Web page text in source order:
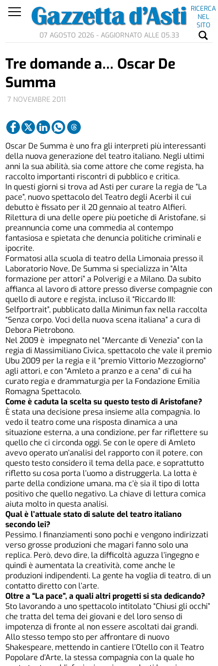
RICERCA
NEL
SITO
07 AGOSTO 2026 - AGGIORNATO ALLE 05.33
7 NOVEMBRE 2011
Tre domande a… Oscar De
Summa
Oscar De Summa è uno fra gli interpreti più interessanti
della nuova generazione del teatro italiano. Negli ultimi
anni la sua abilità, sia come attore che come regista, ha
raccolto importanti riscontri di pubblico e critica.
In questi giorni si trova ad Asti per curare la regia de “La
pace”, nuovo spettacolo del Teatro degli Acerbi il cui
debutto è fissato per il 20 gennaio al teatro Alfieri.
Rilettura di una delle opere più poetiche di Aristofane, si
preannuncia come una commedia al contempo
fantasiosa e spietata che denuncia politiche criminali e
ipocrite.
Formatosi alla scuola di teatro della Limonaia presso il
Laboratorio Nove, De Summa si specializza in “Alta
formazione per attori” a Polverigi e a Milano. Da subito
affianca al lavoro di attore presso diverse compagnie con
quello di autore e regista, incluso il “Riccardo III:
Selfportrait”, pubblicato dalla Minimun fax nella raccolta
“Senza corpo. Voci della nuova scena italiana” a cura di
Debora Pietrobono.
Nel 2009 è impegnato nel “Mercante di Venezia” con la
regia di Massimiliano Civica, spettacolo che vale il premio
Ubu 2009 per la regia e il “premio Vittorio Mezzogiorno”
agli attori, e con “Amleto a pranzo e a cena” di cui ha
curato regia e drammaturgia per la Fondazione Emilia
Romagna Spettacolo.
Come è caduta la scelta su questo testo di Aristofane?
È stata una decisione presa insieme alla compagnia. Io
vedo il teatro come una risposta dinamica a una
situazione esterna, a una condizione, per far riflettere su
quello che ci circonda oggi. Se con le opere di Amleto
avevo operato un’analisi del rapporto con il potere, con
questo testo considero il tema della pace, e soprattutto
rifletto su cosa porta l’uomo a distruggerla. La lotta è
parte della condizione umana, ma c’è sia il tipo di lotta
positivo che quello negativo. La chiave di lettura comica
aiuta molto in questa analisi.
Qual è l’attuale stato di salute del teatro italiano
secondo lei?
Pessimo. I finanziamenti sono pochi e vengono indirizzati
verso grosse produzioni che magari fanno solo una
replica. Però, devo dire, la difficoltà aguzza l’ingegno e
quindi è aumentata la creatività, come anche le
produzioni indipendenti. La gente ha voglia di teatro, di un
contatto diretto con l’arte.
Oltre a “La pace”, a quali altri progetti si sta dedicando?
Sto lavorando a uno spettacolo intitolato “Chiusi gli occhi”
che tratta del tema dei giovani e del loro senso di
impotenza di fronte al non essere ascoltati dai grandi.
Allo stesso tempo sto per affrontare di nuovo
Shakespeare, mettendo in cantiere l’Otello con il Teatro
Popolare d’Arte, la stessa compagnia con la quale ho